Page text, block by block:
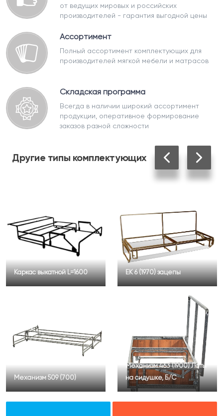
от ведущих мировых и российских
производителей - гарантия выгодной цены
Ассортимент
Полный ассортимент комплектующих для
производителей мягкой мебели и матрасов
Складская программа
Всегда в наличии широкий ассортимент
продукции, оперативное формирование
заказов разной сложности
Другие типы комплектующих
Каркас выкатной L=1600
Механизм 509 (700)
ЕК 6 (1970) зацепы
Механизм 463 (1900) Латы
на сидушке, Б/С